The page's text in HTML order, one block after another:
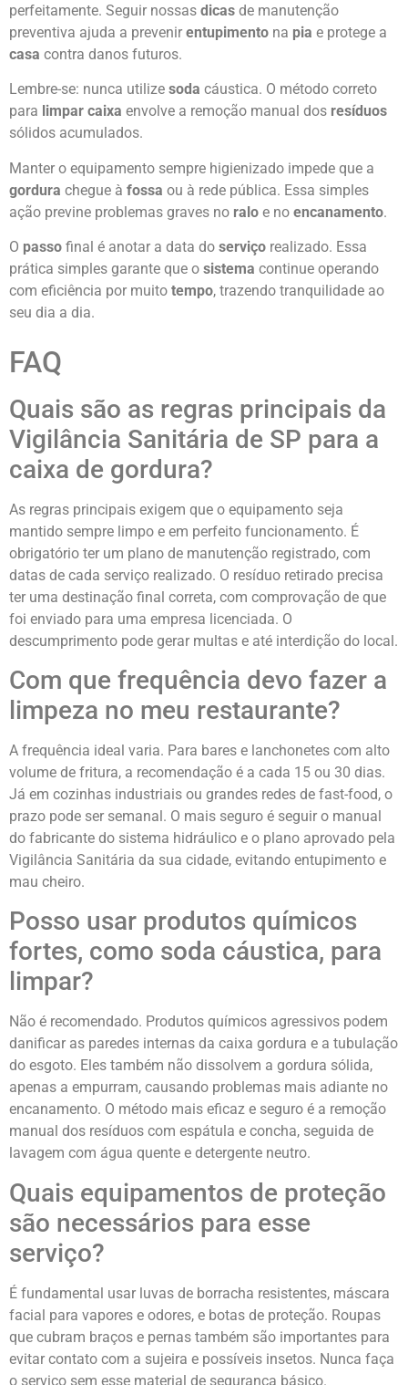
perfeitamente. Seguir nossas dicas de manutenção
preventiva ajuda a prevenir entupimento na pia e protege a
casa contra danos futuros.
Lembre-se: nunca utilize soda cáustica. O método correto
para limpar caixa envolve a remoção manual dos resíduos
sólidos acumulados.
Manter o equipamento sempre higienizado impede que a
gordura chegue à fossa ou à rede pública. Essa simples
ação previne problemas graves no ralo e no encanamento.
O passo final é anotar a data do serviço realizado. Essa
prática simples garante que o sistema continue operando
com eficiência por muito tempo, trazendo tranquilidade ao
seu dia a dia.
FAQ
Quais são as regras principais da
Vigilância Sanitária de SP para a
caixa de gordura?
As regras principais exigem que o equipamento seja
mantido sempre limpo e em perfeito funcionamento. É
obrigatório ter um plano de manutenção registrado, com
datas de cada serviço realizado. O resíduo retirado precisa
ter uma destinação final correta, com comprovação de que
foi enviado para uma empresa licenciada. O
descumprimento pode gerar multas e até interdição do local.
Com que frequência devo fazer a
limpeza no meu restaurante?
A frequência ideal varia. Para bares e lanchonetes com alto
volume de fritura, a recomendação é a cada 15 ou 30 dias.
Já em cozinhas industriais ou grandes redes de fast-food, o
prazo pode ser semanal. O mais seguro é seguir o manual
do fabricante do sistema hidráulico e o plano aprovado pela
Vigilância Sanitária da sua cidade, evitando entupimento e
mau cheiro.
Posso usar produtos químicos
fortes, como soda cáustica, para
limpar?
Não é recomendado. Produtos químicos agressivos podem
danificar as paredes internas da caixa gordura e a tubulação
do esgoto. Eles também não dissolvem a gordura sólida,
apenas a empurram, causando problemas mais adiante no
encanamento. O método mais eficaz e seguro é a remoção
manual dos resíduos com espátula e concha, seguida de
lavagem com água quente e detergente neutro.
Quais equipamentos de proteção
são necessários para esse
serviço?
É fundamental usar luvas de borracha resistentes, máscara
facial para vapores e odores, e botas de proteção. Roupas
que cubram braços e pernas também são importantes para
evitar contato com a sujeira e possíveis insetos. Nunca faça
o serviço sem esse material de segurança básico.